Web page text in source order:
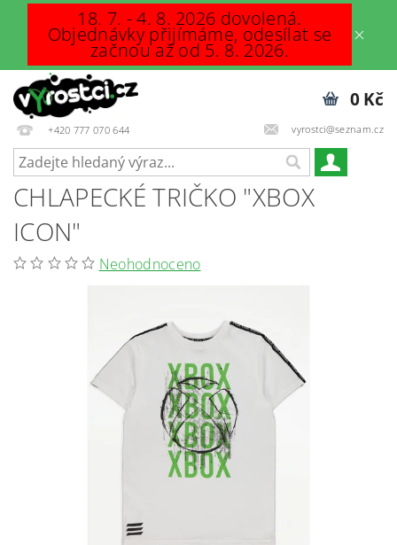
18. 7. - 4. 8. 2026 dovolená.
Objednávky přijímáme, odesílat se
začnou až od 5. 8. 2026.
+420 777 070 644 vyrostci@seznam.cz
0 Kč
CHLAPECKÉ TRIČKO "XBOX
ICON"
Neohodnoceno